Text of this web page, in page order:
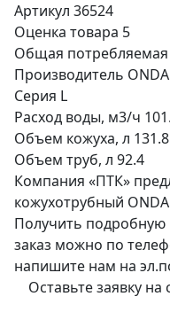
Артикул 36524
Оценка товара 5
Общая
Производитель ONDA
Серия L
Расход воды, м3/ч
Объем кожуха, л 131.8
Объем труб, л 92.4
Компания «ПТК»
кожухотрубный
Получить
заказ можно по
напишите нам на
Оставьте заявку на